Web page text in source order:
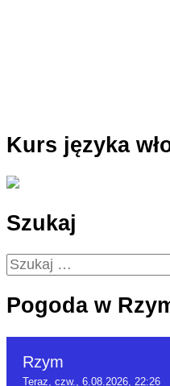
Kurs języka
Szukaj
Szukaj:
Pogoda w